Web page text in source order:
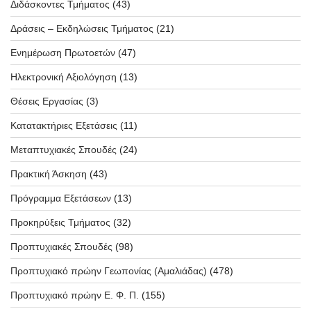
Διδάσκοντες Τμήματος (43)
Δράσεις – Εκδηλώσεις Τμήματος (21)
Ενημέρωση Πρωτοετών (47)
Ηλεκτρονική Αξιολόγηση (13)
Θέσεις Εργασίας (3)
Κατατακτήριες Εξετάσεις (11)
Μεταπτυχιακές Σπουδές (24)
Πρακτική Άσκηση (43)
Πρόγραμμα Εξετάσεων (13)
Προκηρύξεις Τμήματος (32)
Προπτυχιακές Σπουδές (98)
Προπτυχιακό πρώην Γεωπονίας (Αμαλιάδας) (478)
Προπτυχιακό πρώην Ε. Φ. Π. (155)